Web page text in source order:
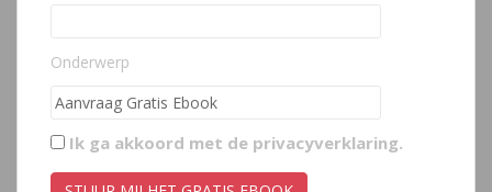
Onderwerp
Ik ga akkoord met de privacyverklaring.